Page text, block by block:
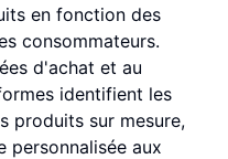
en fonction des
consommateurs.
d'achat et au
identifient les
produits sur mesure,
personnalisée aux